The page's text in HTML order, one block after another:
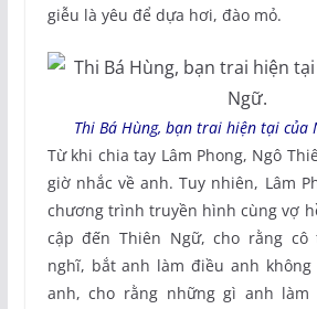
giễu là yêu để dựa hơi, đào mỏ.
Thi Bá Hùng, bạn trai hiện tại của
Từ khi chia tay Lâm Phong, Ngô
giờ nhắc về anh. Tuy nhiên, Lâm
chương trình truyền hình cùng vợ
cập đến Thiên Ngữ, cho rằng
nghĩ, bắt anh làm điều anh
anh, cho rằng những gì anh làm